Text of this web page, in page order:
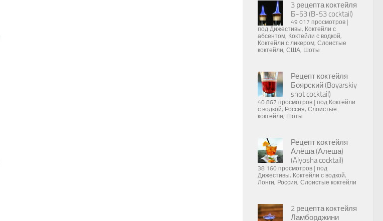
3 рецепта коктейля
Б-53 (B-53 cocktail)
49 017 просмотров
под Дижестивы, Коктейли с
абсентом, Коктейли с водкой,
Коктейли с ликером, Слоистые
коктейли, США, Шоты
Рецепт коктейля
Боярский (Boyarskiy
shot cocktail)
40 867 просмотров под Коктейли
с водкой, Россия, Слоистые
коктейли, Шоты
Рецепт коктейля
Алёша (Алеша)
(Alyosha cocktail)
38 160 просмотров
под
Дижестивы, Коктейли с водкой,
Лонги, Россия, Слоистые коктейли
2 рецепта коктейля
Ламборджини